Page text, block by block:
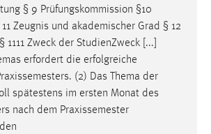
§ 9 Prüfungskommission §10
11 Zeugnis und akademischer Grad § 12
1111 Zweck der StudienZweck [...]
erfordert die erfolgreiche
(2) Das Thema der
spätestens im ersten Monat des
nach dem Praxissemester